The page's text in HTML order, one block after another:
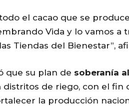
el cacao que se
Vida y lo vamos a
Tiendas del Bienestar”,
que su plan de soberanía
distritos de riego, con el fin
la producción